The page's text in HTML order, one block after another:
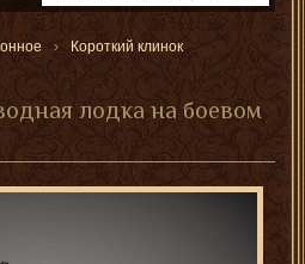
Короткий клинок
лодка на боевом